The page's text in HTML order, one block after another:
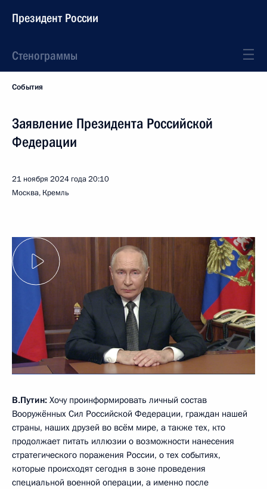
Президент России
Стенограммы
События
Заявление Президента Российской
Федерации
21 ноября 2024 года20:10
Москва, Кремль
В.Путин: Хочу проинформировать личный состав
Вооружённых Сил Российской Федерации, граждан нашей
страны, наших друзей во всём мире, а также тех, кто
продолжает питать иллюзии о возможности нанесения
стратегического поражения России, о тех событиях,
которые происходят сегодня в зоне проведения
специальной военной операции, а именно после